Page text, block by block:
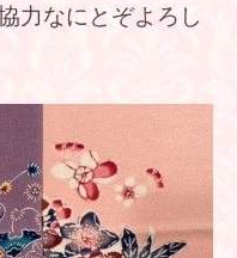
力なにとぞよろし